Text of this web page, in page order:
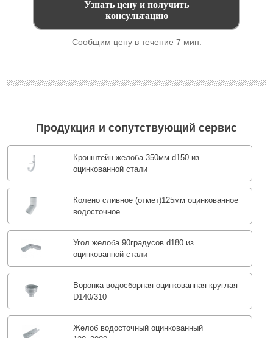
Сообщим цену в течение 7 мин.
Продукция и сопутствующий сервис
Кронштейн желоба 350мм d150 из
оцинкованной стали
Колено сливное (отмет)125мм оцинкованное
водосточное
Угол желоба 90градусов d180 из
оцинкованной стали
Воронка водосборная оцинкованная круглая
D140/310
Желоб водосточный оцинкованный